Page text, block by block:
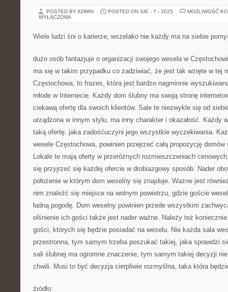
POSTED BY ADMIN POSTED ON SIE - 7 - 2025
MOŻLIWOŚĆ
WYŁĄCZONA
Wiele ludzi śni o karierze, wszelako nie każdy ma na siebie
dużo osób fantazjuje o organizacji swojego wesela w
ma się w takim przypadku co zadziwiać, że jest tak wzięte w tej
Częstochowa, to frazes, która jest bardzo nagminnie
młode w Internecie. Każdy dom ślubny ma swoją stronę
ciekawą ofertę dla swoich klientów. Sale te niezwykle się od
urządzona w innym stylu, ma inny charakter i okazałość. Każdy
taką ofertę, jaka zadośćuczyni jego wszystkie wyczekiwania.
wesele Częstochowa, powinien przejrzeć całą propozycję
Lokale te mają oferty w przeróżnych rozmieszczeniach
się przyjrzeć się każdej ofercie w drobiazgowy sposób. Nader
położenie w którym dom weselny się znajduje. Ważne jest
nim znaleźć się miejsce na wolnym powietrzu, gdzie goście
ładną pogodę. Dom weselny powinien przede wszystkim
olśnienie ich gości także jest nader ważne. Należy też
gości, których się będzie posiadać na weselu. Nie każda sala
przestronna, tym samym trzeba poszukać takiej, jaka sprawdzi
sali ślubnej ma ogromne znaczenie, tym samym takiej decyzji
chwili. Musi to być decyzja cierpliwie rozmyślna, taka która
źródło: